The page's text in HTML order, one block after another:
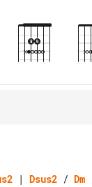
| Dsus2 / Dm